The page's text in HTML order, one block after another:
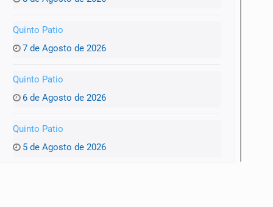
Quinto Patio
7 de Agosto de 2026
Quinto Patio
6 de Agosto de 2026
Quinto Patio
5 de Agosto de 2026